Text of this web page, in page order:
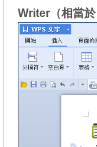
Writer（相當於